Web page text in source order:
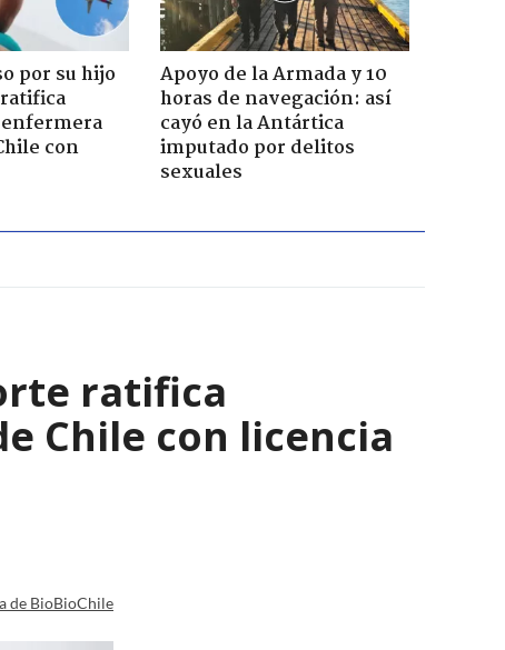
por su hijo
con
Apoyo de la Armada y 10
horas de navegación: así
cayó en la Antártica
imputado por delitos
sexuales
ratifica
Chile con licencia
de BioBioChile